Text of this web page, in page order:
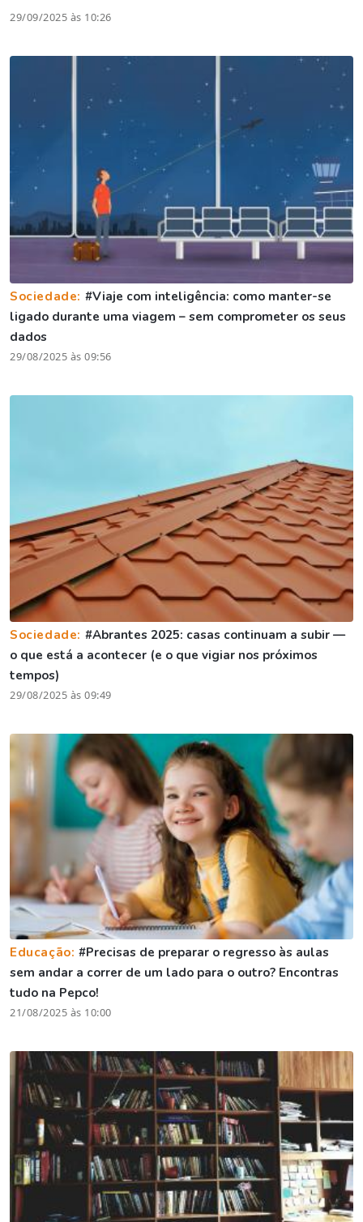
29/09/2025 às 10:26
Sociedade: #Viaje com inteligência: como manter-se
ligado durante uma viagem – sem comprometer os seus
dados
29/08/2025 às 09:56
Sociedade: #Abrantes 2025: casas continuam a subir —
o que está a acontecer (e o que vigiar nos próximos
tempos)
29/08/2025 às 09:49
Educação:#Precisas de preparar o regresso às aulas
sem andar a correr de um lado para o outro? Encontras
tudo na Pepco!
21/08/2025 às 10:00